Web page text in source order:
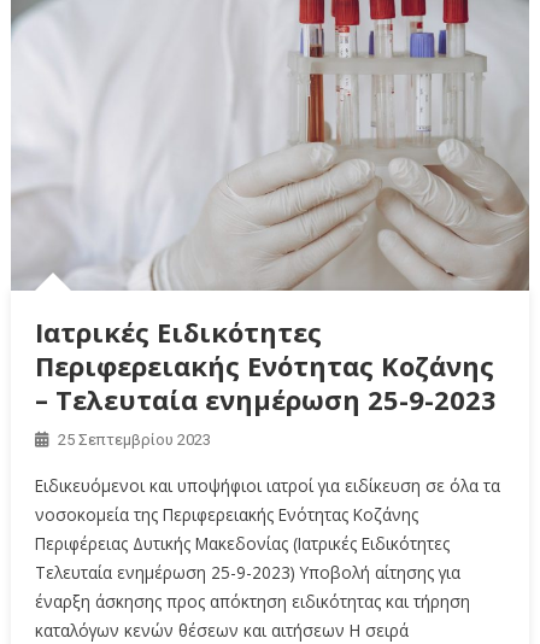
Ιατρικές Ειδικότητες
Περιφερειακής Ενότητας Κοζάνης
– Τελευταία ενημέρωση 25-9-2023
25 Σεπτεμβρίου 2023
Ειδικευόμενοι και υποψήφιοι ιατροί για ειδίκευση σε όλα τα
νοσοκομεία της Περιφερειακής Ενότητας Κοζάνης
Περιφέρειας Δυτικής Μακεδονίας (Ιατρικές Ειδικότητες
Τελευταία ενημέρωση 25-9-2023) Υποβολή αίτησης για
έναρξη άσκησης προς απόκτηση ειδικότητας και τήρηση
καταλόγων κενών θέσεων και αιτήσεων Η σειρά